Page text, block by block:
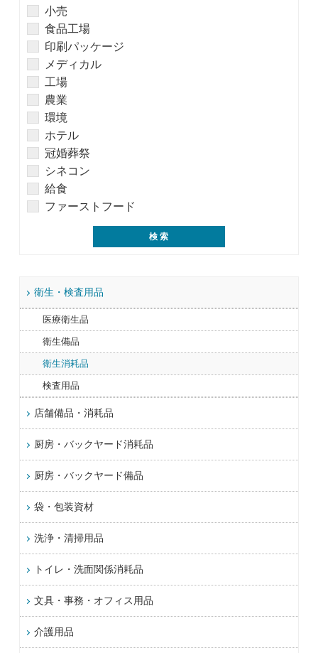
小売
食品工場
印刷パッケージ
メディカル
工場
農業
環境
ホテル
冠婚葬祭
シネコン
給食
ファーストフード
衛生・検査用品
医療衛生品
衛生備品
衛生消耗品
検査用品
店舗備品・消耗品
厨房・バックヤード消耗品
厨房・バックヤード備品
袋・包装資材
洗浄・清掃用品
トイレ・洗面関係消耗品
文具・事務・オフィス用品
介護用品